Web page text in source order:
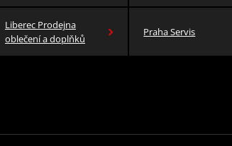
Liberec Prodejna
oblečení a doplňků
Praha Servis